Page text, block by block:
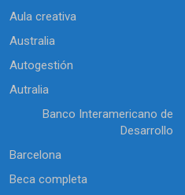
Aula creativa
Australia
Autogestión
Autralia
Banco Interamericano de
Desarrollo
Barcelona
Beca completa